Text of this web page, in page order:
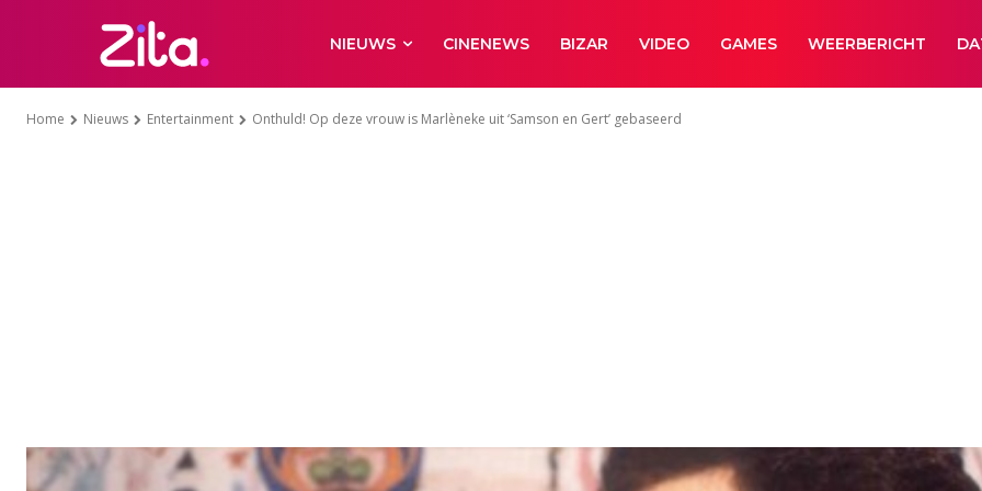
NIEUWS CINENEWS BIZAR VIDEO GAMES WEERBERICHT
Home Nieuws Entertainment Onthuld! Op deze vrouw is Marlèneke uit ‘Samson en Gert’ gebaseerd